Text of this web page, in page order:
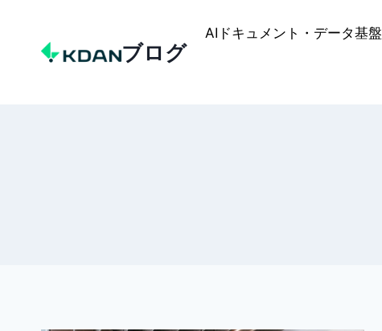
content
ブログ
AIドキュメント・データ基盤